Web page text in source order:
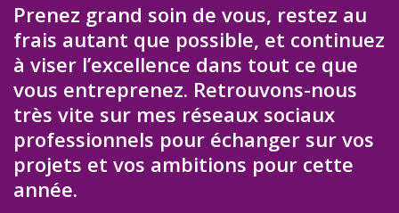
Prenez grand soin de vous, restez au
frais autant que possible, et continuez
à viser l’excellence dans tout ce que
vous entreprenez. Retrouvons-nous
très vite sur mes réseaux sociaux
professionnels pour échanger sur vos
projets et vos ambitions pour cette
année.